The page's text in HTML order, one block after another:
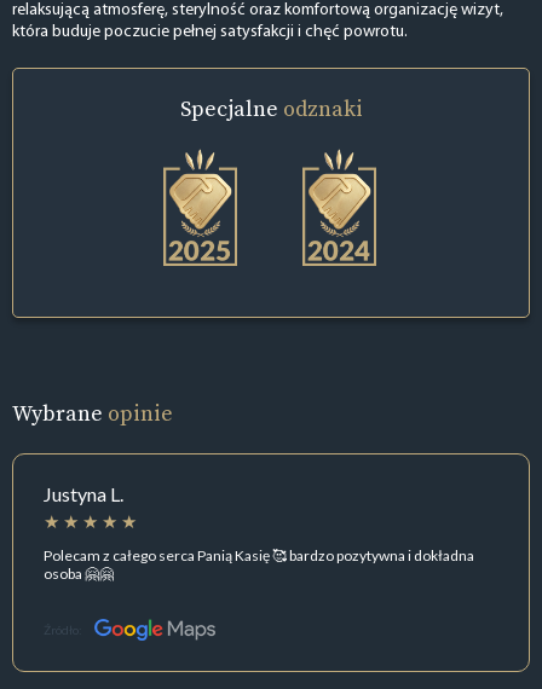
relaksującą atmosferę, sterylność oraz komfortową organizację wizyt,
która buduje poczucie pełnej satysfakcji i chęć powrotu.
Specjalne odznaki
Wybrane opinie
Justyna L.
Polecam z całego serca Panią Kasię 🥰 bardzo pozytywna i dokładna
osoba 🤗🤗
Źródło: